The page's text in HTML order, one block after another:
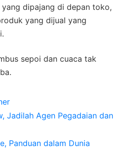
dipajang di depan toko,
yang dijual yang
sepoi dan cuaca tak
Jadilah Agen Pegadaian dan
Panduan dalam Dunia